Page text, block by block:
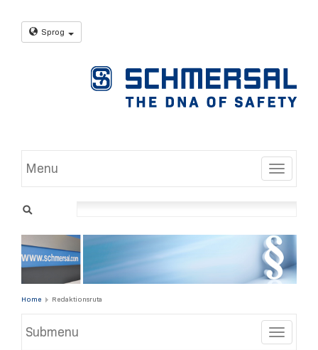
Sprog
Toggle
Menu
Home Redaktionsruta
Toggle
Submenu